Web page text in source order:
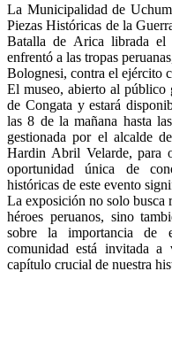
La Municipalidad de
Piezas Históricas de la
Batalla de Arica librada
enfrentó a las tropas
Bolognesi, contra el ejército
El museo, abierto al público
de Congata y estará
las 8 de la mañana hasta
gestionada por el alcalde
Hardin Abril Velarde, para
oportunidad única de
históricas de este evento
La exposición no solo busca
héroes peruanos, sino
sobre la importancia de
comunidad está invitada
capítulo crucial de nuestra